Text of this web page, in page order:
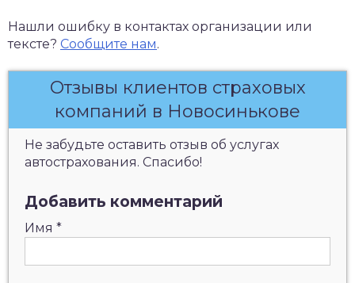
Нашли ошибку в контактах организации или
тексте? Сообщите нам.
Отзывы клиентов страховых
компаний в Новосинькове
Не забудьте оставить отзыв об услугах
автострахования. Спасибо!
Добавить комментарий
Имя *